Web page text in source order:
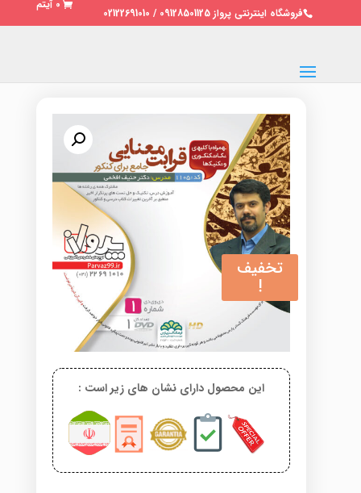
فروشگاه اینترنتی پرواز 09128501125 / 02122691010
0 آیتم
تخفیف
!
این محصول دارای نشان های زیر است :